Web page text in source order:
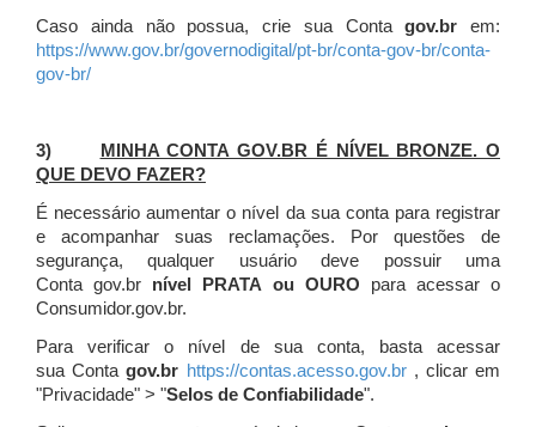
Caso ainda não possua, crie sua Contagov.br em:
https://www.gov.br/governodigital/pt-br/conta-gov-br/conta-
gov-br/
3)
MINHA CONTA GOV.BR É NÍVEL BRONZE. O
QUE DEVO FAZER?
É necessário aumentar o nível da sua conta para registrar
e acompanhar suas reclamações. Por questões de
segurança, qualquer usuário deve possuir uma
Conta gov.br nível PRATA ou OURO para acessar o
Consumidor.gov.br.
Para verificar o nível de sua conta, basta acessar
sua Contagov.br https://contas.acesso.gov.br, clicar em
"Privacidade" > "Selos de Confiabilidade".